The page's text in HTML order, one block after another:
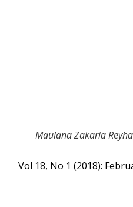
Maulana Zakaria
Vol 18, No 1 (2018):